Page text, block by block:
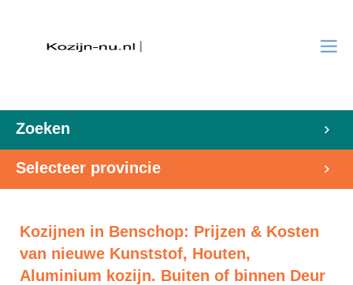
Zoeken
Selecteer provincie
Kozijnen in Benschop: Prijzen & Kosten
van nieuwe Kunststof, Houten,
Aluminium kozijn. Buiten of binnen Deur